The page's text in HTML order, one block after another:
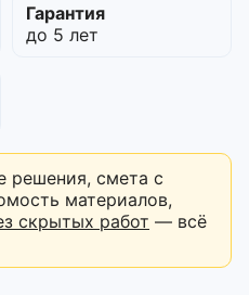
Гарантия
до 5 лет
решения, смета с
материалов,
скрытых работ — всё